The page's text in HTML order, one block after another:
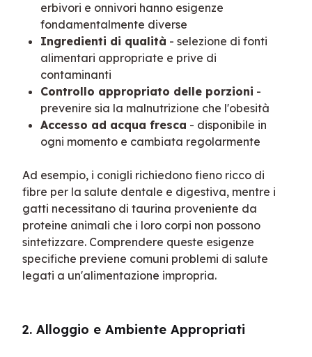
erbivori e onnivori hanno esigenze
fondamentalmente diverse
Ingredienti di qualità - selezione di fonti
alimentari appropriate e prive di
contaminanti
Controllo appropriato delle porzioni -
prevenire sia la malnutrizione che l'obesità
Accesso ad acqua fresca - disponibile in
ogni momento e cambiata regolarmente
Ad esempio, i conigli richiedono fieno ricco di
fibre per la salute dentale e digestiva, mentre i
gatti necessitano di taurina proveniente da
proteine animali che i loro corpi non possono
sintetizzare. Comprendere queste esigenze
specifiche previene comuni problemi di salute
legati a un'alimentazione impropria.
2. Alloggio e Ambiente Appropriati